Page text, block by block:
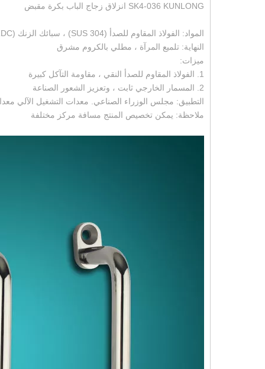
SK4-036 KUNLONG انزلاق زجاج الباب بكرة مقبض
المواد: الفولاذ المقاوم للصدأ (SUS 304) ، سبائك الزنك (ZDC)
النهاية: تلميع المرآة ، مطلي بالكروم مشرق
ميزات:
1. الفولاذ المقاوم للصدأ النقي ، مقاومة التآكل كبيرة
2. المسمار الخارجي ثابت ، وتعزيز الشعور الصناعة
التطبيق: مجلس الوزراء الصناعي. معدات التشغيل الآلي
ملاحظة: يمكن تخصيص المنتج مسافة مركز مختلفة